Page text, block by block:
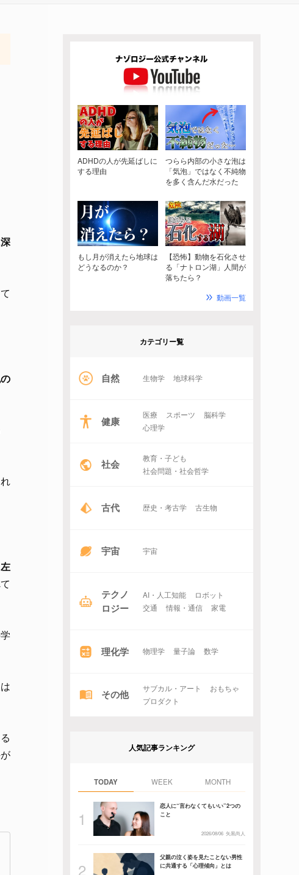
ADHDの人が先延ばしに
する理由
つらら内部の小さな泡は
「気泡」ではなく不純物
を多く含んだ水だった
もし月が消えたら地球は
どうなるのか？
【恐怖】動物を石化させ
る「ナトロン湖」人間が
落ちたら？
動画一覧
カテゴリー覧
自然 生物学 地球科学
健康 医療 スポーツ
脳科学
心理学
社会
教育・子ども
社会問題・社会哲学
古代 歴史・考古学 古生物
宇宙 宇宙
テクノ
ロジー
AI・人工知能
ロボット
交通
情報・通信 家電
理化学 物理学 量子論 数学
その他 サブカル・アート
おもちゃ
プロダクト
人気記事ランキング
TODAY WEEK MONTH
恋人に“言わなくてもいい”2つの
こと
2026/08/06 矢黒尚人
父親の泣く姿を見たことない男性
に共通する「心理傾向」とは